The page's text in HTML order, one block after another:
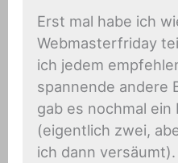
Erst mal habe ich
Webmasterfriday
ich jedem
spannende andere
gab es nochmal ein
(eigentlich zwei,
ich dann